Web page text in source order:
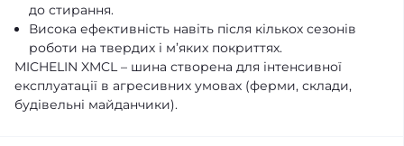
до стирання.
Висока ефективність навіть після кількох сезонів
роботи на твердих і м’яких покриттях.
MICHELIN XMCL – шина створена для інтенсивної
експлуатації в агресивних умовах (ферми, склади,
будівельні майданчики).